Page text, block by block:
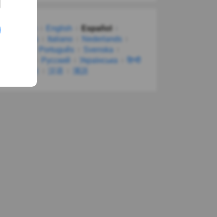
English
Español
Italiano
Nederlands
Português
Svenska
Русский Українська
हिन्दी